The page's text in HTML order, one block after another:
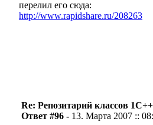
перелил его сюда:
http://www.rapidshare.ru/208263
Re: Репозитарий классов
Ответ #96 - 13. Марта 2007 ::